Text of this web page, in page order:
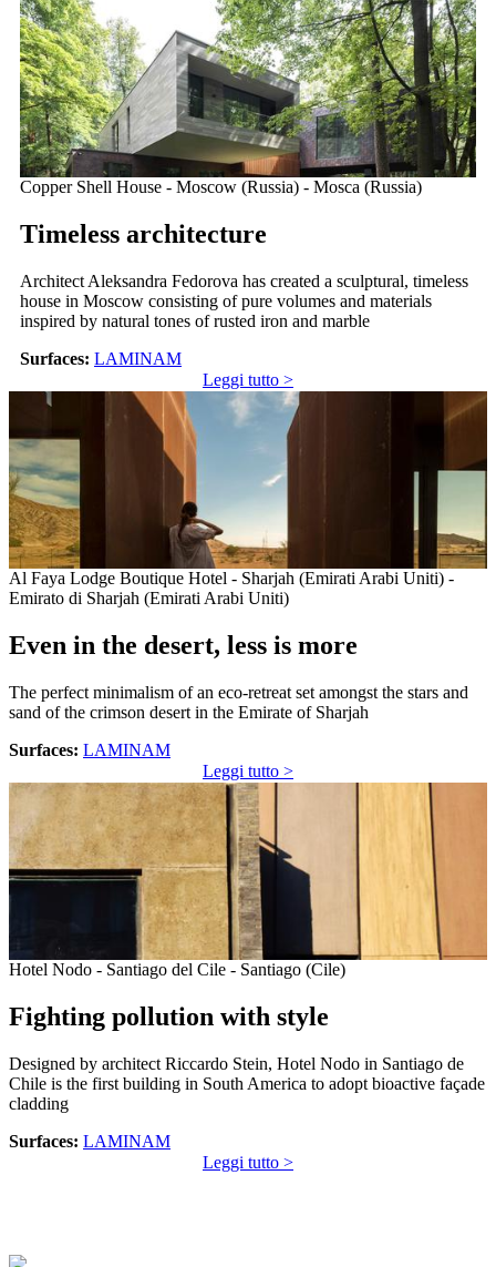
Copper Shell House - Moscow (Russia) - Mosca (Russia)
Timeless architecture
Architect Aleksandra Fedorova has created a sculptural, timeless
house in Moscow consisting of pure volumes and materials
inspired by natural tones of rusted iron and marble
Surfaces: LAMINAM
Leggi tutto >
Al Faya Lodge Boutique Hotel - Sharjah (Emirati Arabi Uniti) -
Emirato di Sharjah (Emirati Arabi Uniti)
Even in the desert, less is more
The perfect minimalism of an eco-retreat set amongst the stars and
sand of the crimson desert in the Emirate of Sharjah
Surfaces: LAMINAM
Leggi tutto >
Hotel Nodo - Santiago del Cile - Santiago (Cile)
Fighting pollution with style
Designed by architect Riccardo Stein, Hotel Nodo in Santiago de
Chile is the first building in South America to adopt bioactive façade
cladding
Surfaces: LAMINAM
Leggi tutto >